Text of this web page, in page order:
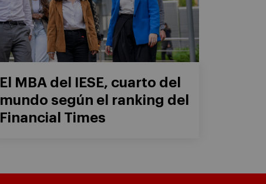
El MBA del IESE, cuarto del
mundo según el ranking del
Financial Times